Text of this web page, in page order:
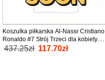
Koszulka piłkarska Al-Nassr Cristiano
Ronaldo #7 Strój Trzeci dla kobiety
2025-26 tanio Krótki Rękaw
437.25zł 117.70zł